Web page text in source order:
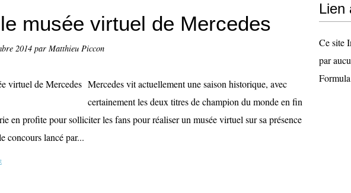
musée virtuel de Mercedes
2014 par Matthieu Piccon
Mercedes vit actuellement une saison historique, avec
certainement les deux titres de champion du monde en fin
en profite pour solliciter les fans pour réaliser un musée virtuel sur sa présence
concours lancé par...
Lien
Ce site
par